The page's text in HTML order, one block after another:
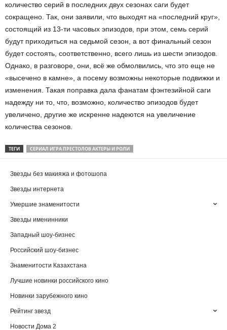
количество серий в последних двух сезонах саги будет
сокращено. Так, они заявили, что выходят на «последний круг»,
состоящий из 13-ти часовых эпизодов, при этом, семь серий
будут приходиться на седьмой сезон, а вот финальный сезон
будет состоять, соответственно, всего лишь из шести эпизодов.
Однако, в разговоре, они, всё же обмолвились, что это еще не
«высечено в камне», а посему возможны некоторые подвижки и
изменения. Такая поправка дала фанатам фэнтезийной саги
надежду ни то, что, возможно, количество эпизодов будет
увеличено, другие же искренне надеются на увеличение
количества сезонов.
ТЕГИ СЕРИАЛ ИГРА ПРЕСТОЛОВ АКТЕРЫ И РОЛИ
Звезды без макияжа и фотошопа
Звезды интернета
Умершие знаменитости
Звезды именинники
Западный шоу-бизнес
Российский шоу-бизнес
Знаменитости Казахстана
Лучшие новинки российского кино
Новинки зарубежного кино
Рейтинг звезд
Новости Дома 2